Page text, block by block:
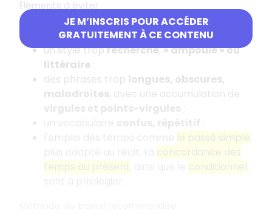
JE M’INSCRIS POUR ACCÉDER
GRATUITEMENT À CE CONTENU
Éléments à éviter
Il faut donc éviter:
un style troprecherché,« ampoulé » ou
littéraire ;
des phrases trop longues, obscures,
maladroites, avec une accumulation de
virgules et points-virgules
le passé simple
concordance des